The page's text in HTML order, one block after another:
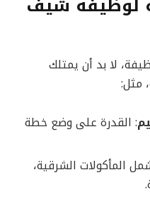
لا بد أن يمتلك
مثل:
: القدرة على وضع خطة
المأكولات الشرقية،